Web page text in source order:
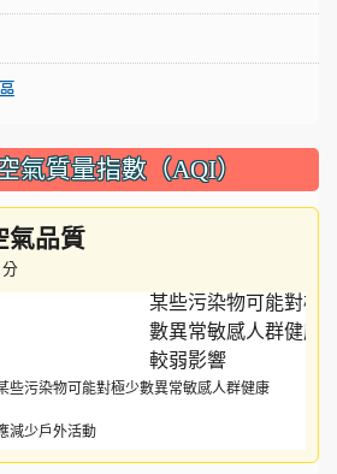
氣質量指數（AQI）
氣品質
些污染物可能對極少數異常敏感人群健康
減少戶外活動